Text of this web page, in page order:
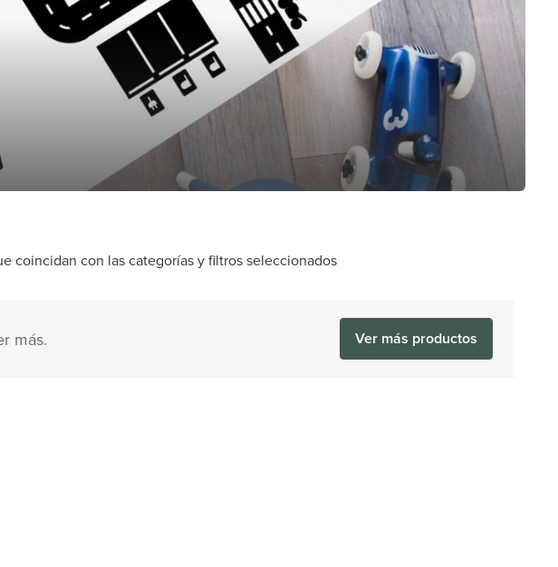
coincidan con las categorías y filtros seleccionados
más. Ver más productos